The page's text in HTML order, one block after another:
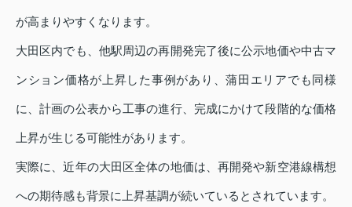
が高まりやすくなります。
大田区内でも、他駅周辺の再開発完了後に公示地価や中古マ
ンション価格が上昇した事例があり、蒲田エリアでも同様
に、計画の公表から工事の進行、完成にかけて段階的な価格
上昇が生じる可能性があります。
実際に、近年の大田区全体の地価は、再開発や新空港線構想
への期待感も背景に上昇基調が続いているとされています。